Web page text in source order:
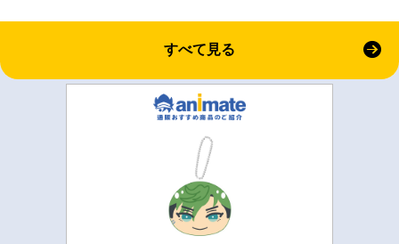
すべて見る